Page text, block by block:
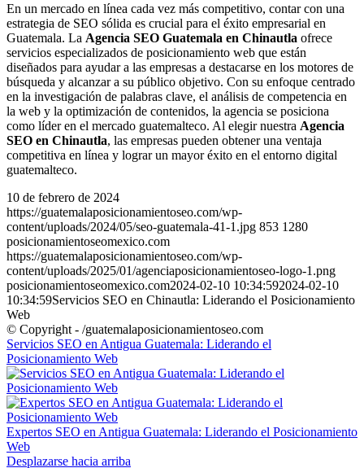
En un mercado en línea cada vez más competitivo, contar con una
estrategia de SEO sólida es crucial para el éxito empresarial en
Guatemala. La Agencia SEO Guatemala en Chinautla ofrece
servicios especializados de posicionamiento web que están
diseñados para ayudar a las empresas a destacarse en los motores de
búsqueda y alcanzar a su público objetivo. Con su enfoque centrado
en la investigación de palabras clave, el análisis de competencia en
la web y la optimización de contenidos, la agencia se posiciona
como líder en el mercado guatemalteco. Al elegir nuestra Agencia
SEO en Chinautla, las empresas pueden obtener una ventaja
competitiva en línea y lograr un mayor éxito en el entorno digital
guatemalteco.
10 de febrero de 2024
https://guatemalaposicionamientoseo.com/wp-
content/uploads/2024/05/seo-guatemala-41-1.jpg 853 1280
posicionamientoseomexico.com
https://guatemalaposicionamientoseo.com/wp-
content/uploads/2025/01/agenciaposicionamientoseo-logo-1.png
posicionamientoseomexico.com2024-02-10 10:34:592024-02-10
10:34:59Servicios SEO en Chinautla: Liderando el Posicionamiento
Web
© Copyright - /guatemalaposicionamientoseo.com
Servicios SEO en Antigua Guatemala: Liderando el
Posicionamiento Web
Expertos SEO en Antigua Guatemala: Liderando el Posicionamiento
Web
Desplazarse hacia arriba